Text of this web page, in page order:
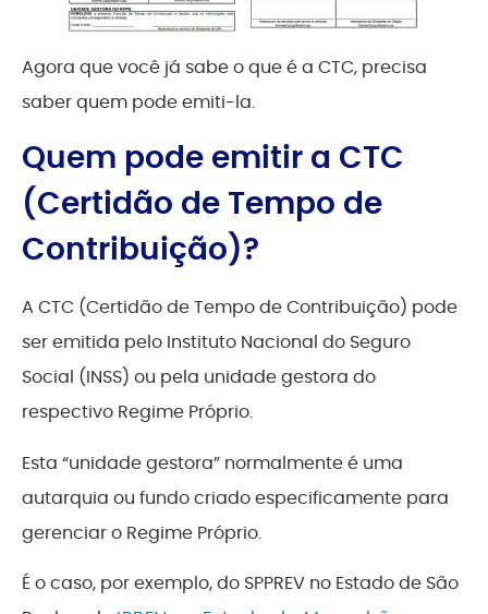
Agora que você já sabe o que é a CTC, precisa
saber quem pode emiti-la.
Quem pode emitir a CTC
(Certidão de Tempo de
Contribuição)?
A CTC (Certidão de Tempo de Contribuição) pode
ser emitida pelo Instituto Nacional do Seguro
Social (INSS) ou pela unidade gestora do
respectivo Regime Próprio.
Esta “unidade gestora” normalmente é uma
autarquia ou fundo criado especificamente para
gerenciar o Regime Próprio.
É o caso, por exemplo, do SPPREV no Estado de São